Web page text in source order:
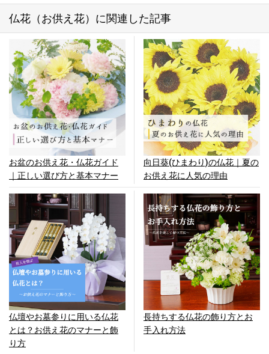
仏花（お供え花）に関連した記事
お盆のお供え花・仏花ガイド
｜正しい選び方と基本マナー
向日葵(ひまわり)の仏花｜夏の
お供え花に人気の理由
仏壇やお墓参りに用いる仏花
とは？お供え花のマナーと飾
り方
長持ちする仏花の飾り方とお
手入れ方法